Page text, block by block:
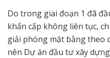
Do trong giai đoạn 1 đã
khẩn cấp không liên tục,
giải phóng mặt bằng theo
nên Dự án đầu tư xây